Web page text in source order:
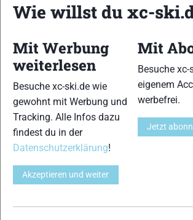
News aus dem Skilanglauf, Biathlon
und allem was du sonst noch über deine
wissen solltest.
ObSkilanglauf-Anfänger oder Profi-
immer ein offenes Ohr für dich! Du kannst
dasKontaktformular erreichen.
Wie willst du xc-
Mit Werbung
weiterlesen
Besuche xc-ski.de wie
gewohnt mit Werbung und
Tracking. Alle Infos dazu
findest du in der
Datenschutzerklärung!
Akzeptieren und weiter
Mit
Besuche
eigenem
werbefrei.
Jetzt